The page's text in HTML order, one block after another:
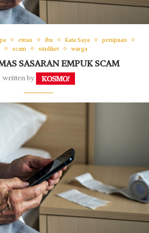
emas ibu Kata Saya
penipuan
scam sindiket warga
SASARAN EMPUK SCAM
written by